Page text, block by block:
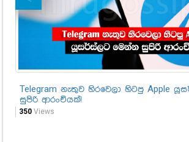
Telegram නැතුව හිරවෙලා හිටපු Apple
සුපිරි ආරංචියක්!
350 Views